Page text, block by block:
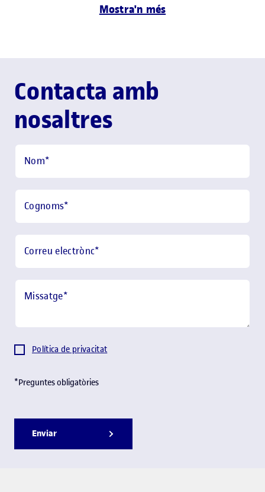
Mostra'n més
Contacta amb
nosaltres
Nom*
Cognoms*
Correu electrònc*
Missatge*
Política de privacitat
*Preguntes obligatòries
Enviar